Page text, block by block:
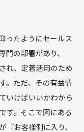
ったようにセールス
の部署があり、
れ、定着活用のため
。ただ、その有益情
いけばいいかわから
す。そこで図にある
お客様側に入り、